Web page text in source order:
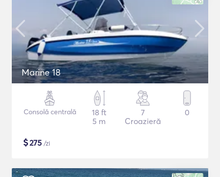
Marine 18
Consolă centrală
18 ft
5 m
7
Croazieră
0
$275 /zi